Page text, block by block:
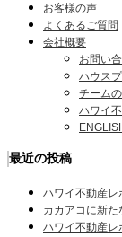
お客様の声
よくあるご質問
会社概要
お問い
ハウス
チーム
ハワイ
最近の投稿
ハワイ不動産レ
カカアコに新
ハワイ不動産レ